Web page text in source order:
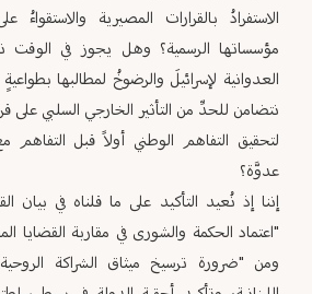
الاستفرادُ بالقرارات المصيرية والاستقواءُ
مؤسساتها الرسمية؟ وهل يجوز في الوقت
العدوانية لإسرائيلَ والرضوخُ لمطالبها
نتضامن للحدِّ من التأثير الخارجي السلبي على
لتحقيق التفاهم الوطني أولاً قبل
عدوَّة؟
إننا إذ نُعيد التأكيد على ما قلناه في بيان
"اعتماد الحكمة والشورى في مقاربة القضايا
ومن "ضرورة ترسيخ ميثاق الشراكة